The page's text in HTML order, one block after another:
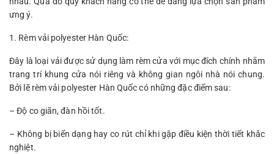
ưng ý.
1. Rèm vải polyester Hàn Quốc:
Đây là loại vải được sử dụng làm rèm cửa với mục đích chính nhằm
trang trí khung cửa nói riêng và không gian ngôi nhà nói chung.
Bởi lẽ rèm vải polyester Hàn Quốc có những đặc điểm sau:
– Độ co giãn, đàn hồi tốt.
– Không bị biến dạng hay co rút chỉ khi gặp điều kiện thời tiết khắc
nghiệt.